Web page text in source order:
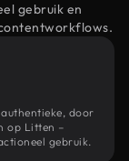
gebruik en
door
op Litten –
gebruik.